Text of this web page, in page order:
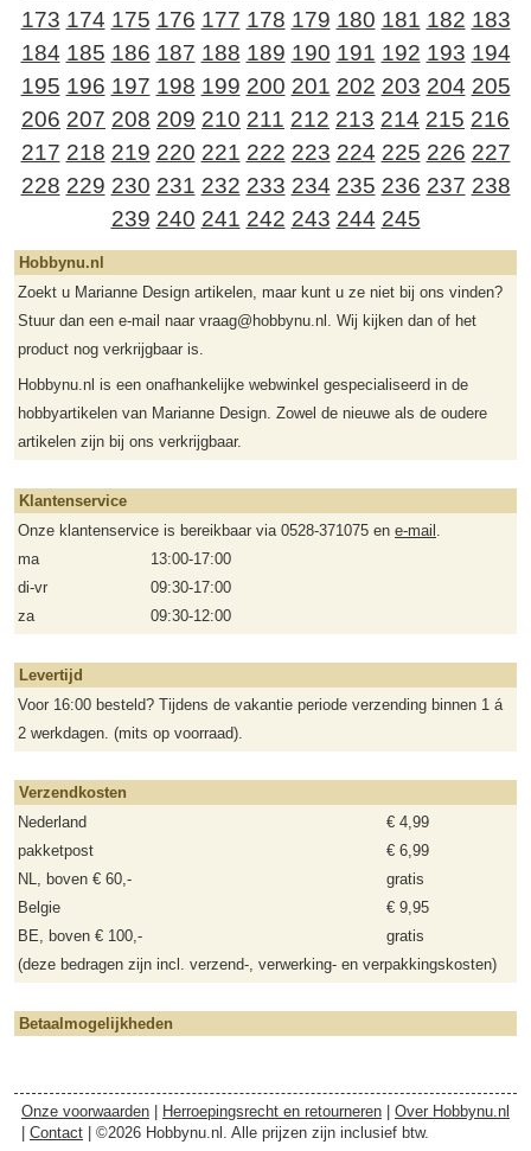
173 174 175 176 177 178 179 180 181 182 183
184 185 186 187 188 189 190 191 192 193 194
195 196 197 198 199 200 201 202 203 204 205
206 207 208 209 210 211 212 213 214 215 216
217 218 219 220 221 222 223 224 225 226 227
228 229 230 231 232 233 234 235 236 237 238
239 240 241 242 243 244 245
Hobbynu.nl
Zoekt u Marianne Design artikelen, maar kunt u ze niet bij ons vinden?
Stuur dan een e-mail naar vraag@hobbynu.nl. Wij kijken dan of het
product nog verkrijgbaar is.
Hobbynu.nl is een onafhankelijke webwinkel gespecialiseerd in de
hobbyartikelen van Marianne Design. Zowel de nieuwe als de oudere
artikelen zijn bij ons verkrijgbaar.
Klantenservice
Onze klantenservice is bereikbaar via 0528-371075 en e-mail .
ma
13:00-17:00
di-vr
09:30-17:00
za
09:30-12:00
Levertijd
Voor 16:00 besteld? Tijdens de vakantie periode verzending binnen 1 á
2 werkdagen. (mits op voorraad).
Verzendkosten
Nederland
€ 4,99
pakketpost
€ 6,99
NL, boven € 60,-
gratis
Belgie
€ 9,95
BE, boven € 100,-
gratis
(deze bedragen zijn incl. verzend-, verwerking- en verpakkingskosten)
Betaalmogelijkheden
Onze voorwaarden Herroepingsrecht en retourneren
Over Hobbynu.nl
Contact | ©2026 Hobbynu.nl. Alle prijzen zijn inclusief btw.